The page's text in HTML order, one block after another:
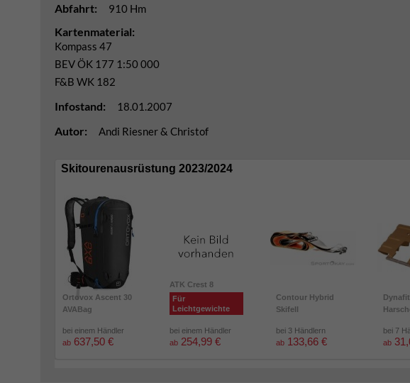
Abfahrt: 910 Hm
Kartenmaterial:
Kompass 47
BEV ÖK 177 1:50 000
F&B WK 182
Infostand: 18.01.2007
Autor: Andi Riesner & Christof
Skitourenausrüstung 2023/2024
Ortovox Ascent 30
AVABag
bei einem Händler
ab 637,50 €
ATK Crest 8
Für
Leichtgewichte
bei einem Händler
ab 254,99 €
Contour Hybrid
Skifell
bei 3 Händlern
ab 133,66 €
Dynafit
bei 7
ab